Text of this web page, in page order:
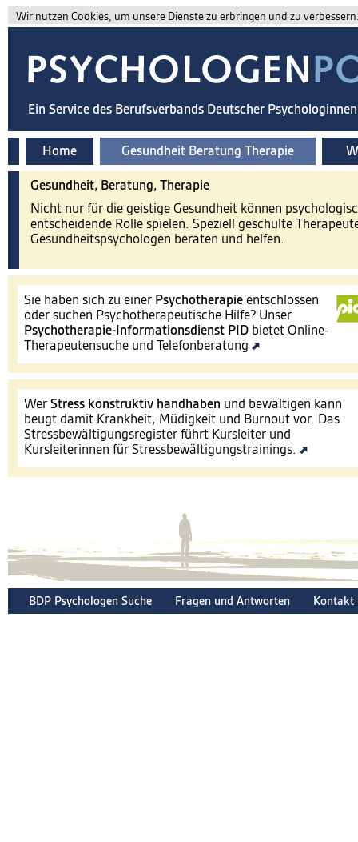
Wir nutzen Cookies, um unsere Dienste zu erbringen und zu
Ein Service des Berufsverbands Deutscher
Home Gesundheit Beratung Therapie
Gesundheit, Beratung, Therapie
Nicht nur für die geistige Gesundheit können
entscheidende Rolle spielen. Speziell geschulte
Gesundheitspsychologen beraten und helfen.
Sie haben sich zu einer Psychotherapie entschlossen
oder suchen Psychotherapeutische Hilfe? Unser
Psychotherapie-Informationsdienst PID bietet Online-
Therapeutensuche und Telefonberatung
Wer Stress konstruktiv handhaben und bewältigen kann
beugt damit Krankheit, Müdigkeit und Burnout vor. Das
Stressbewältigungsregister führt Kursleiter und
Kursleiterinnen für Stressbewältigungstrainings.
BDP Psychologen Suche Fragen und Antworten Kontakt